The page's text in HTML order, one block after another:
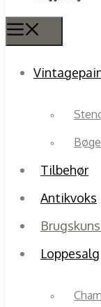
Tilbehør
Antikvoks
Loppesalg